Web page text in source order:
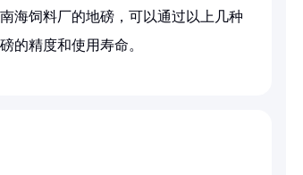
海饲料厂的地磅，可以通过以上几种
的精度和使用寿命。